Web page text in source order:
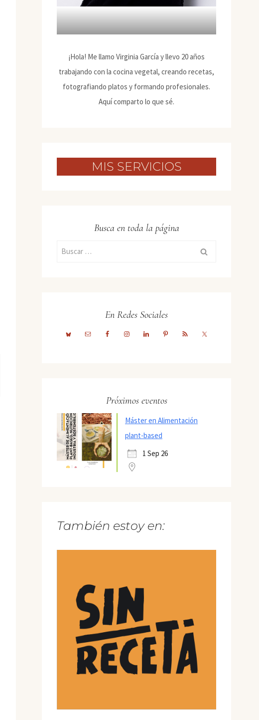
¡Hola! Me llamo Virginia García y llevo 20 años
trabajando con la cocina vegetal, creando recetas,
fotografiando platos y formando profesionales.
Aquí comparto lo que sé.
MIS SERVICIOS
Busca en toda la página
Buscar:
En Redes Sociales
Próximos eventos
Máster en Alimentación
plant-based
1 Sep 26
También estoy en: